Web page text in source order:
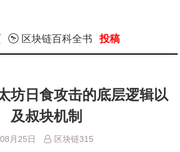
区块链百科全书 投稿
坊日食攻击的底层逻辑以
及叔块机制
08月25日 区块链315